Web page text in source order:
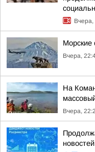
Вчера,
Морские
Вчера,
На
Вчера,